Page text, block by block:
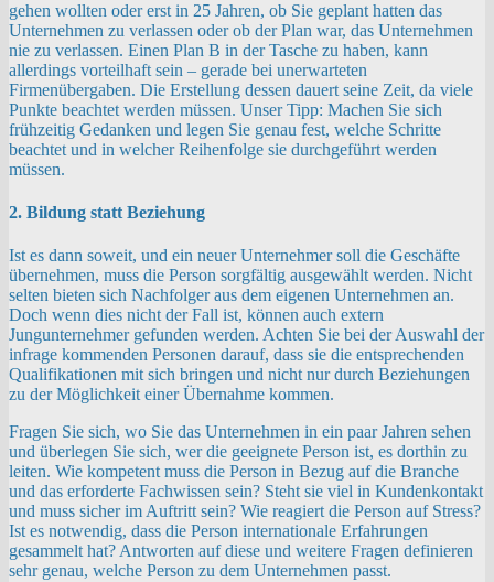
gehen wollten oder erst in 25 Jahren, ob Sie geplant hatten das
Unternehmen zu verlassen oder ob der Plan war, das Unternehmen
nie zu verlassen. Einen Plan B in der Tasche zu haben, kann
allerdings vorteilhaft sein – gerade bei unerwarteten
Firmenübergaben. Die Erstellung dessen dauert seine Zeit, da viele
Punkte beachtet werden müssen. Unser Tipp: Machen Sie sich
frühzeitig Gedanken und legen Sie genau fest, welche Schritte
beachtet und in welcher Reihenfolge sie durchgeführt werden
müssen.
2. Bildung statt Beziehung
Ist es dann soweit, und ein neuer Unternehmer soll die Geschäfte
übernehmen, muss die Person sorgfältig ausgewählt werden. Nicht
selten bieten sich Nachfolger aus dem eigenen Unternehmen an.
Doch wenn dies nicht der Fall ist, können auch extern
Jungunternehmer gefunden werden. Achten Sie bei der Auswahl der
infrage kommenden Personen darauf, dass sie die entsprechenden
Qualifikationen mit sich bringen und nicht nur durch Beziehungen
zu der Möglichkeit einer Übernahme kommen.
Fragen Sie sich, wo Sie das Unternehmen in ein paar Jahren sehen
und überlegen Sie sich, wer die geeignete Person ist, es dorthin zu
leiten. Wie kompetent muss die Person in Bezug auf die Branche
und das erforderte Fachwissen sein? Steht sie viel in Kundenkontakt
und muss sicher im Auftritt sein? Wie reagiert die Person auf Stress?
Ist es notwendig, dass die Person internationale Erfahrungen
gesammelt hat? Antworten auf diese und weitere Fragen definieren
sehr genau, welche Person zu dem Unternehmen passt.